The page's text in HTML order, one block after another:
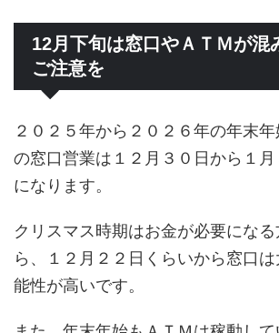
12月下旬は窓口やＡＴＭが混
ご注意を
２０２５年から２０２６年の年末
の窓口営業は１２月３０日から１
になります。
クリスマス時期はお金が必要にな
ら、１２月２２日くらいから窓口
能性が高いです。